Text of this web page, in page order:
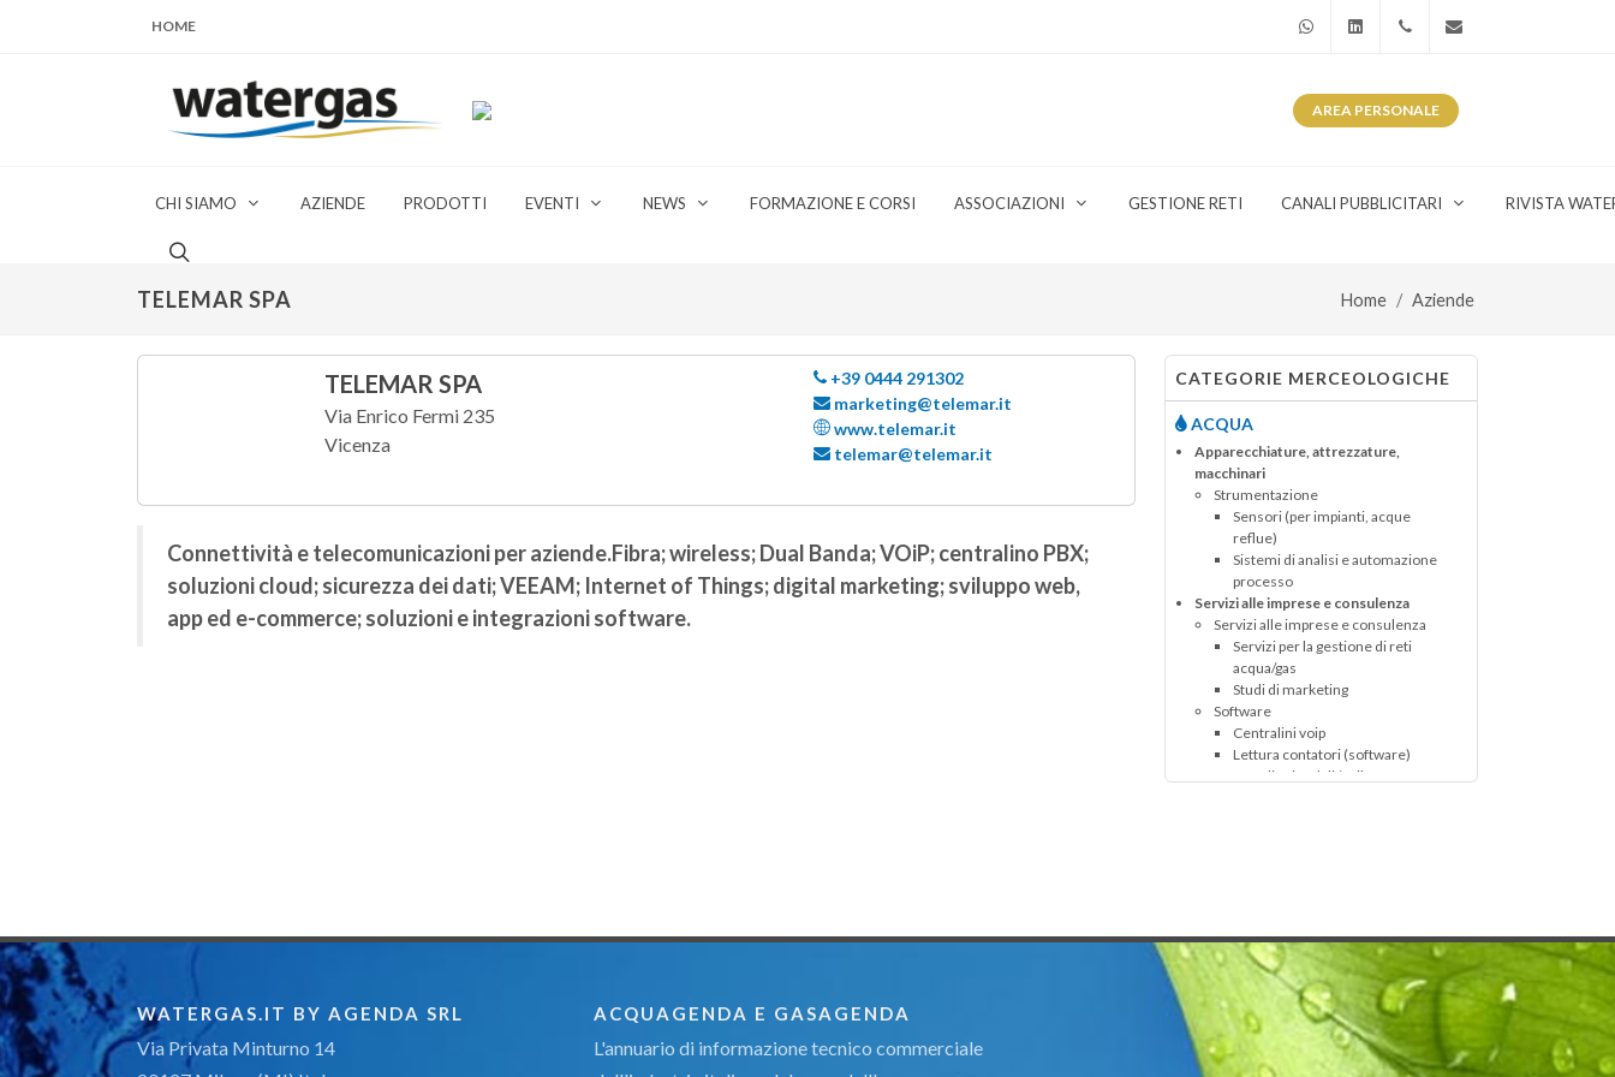
HOME WhatsAppLinkedin+39 345 281 0246
AREA PERSONALE
CHI SIAMO AZIENDE PRODOTTI EVENTI NEWS FORMAZIONE E CORSI ASSOCIAZIONI GESTIONE RETI CANALI PUBBLICITARI RIVISTA
TELEMAR SPA Home Aziende
TELEMAR SPA
Via Enrico Fermi 235
Vicenza
+39 0444 291302
marketing@telemar.it
www.telemar.it
telemar@telemar.it
Connettività e telecomunicazioni per aziende.Fibra; wireless; Dual Banda; VOiP; centralino PBX;
soluzioni cloud; sicurezza dei dati; VEEAM; Internet of Things; digital marketing; sviluppo web,
app ed e-commerce; soluzioni e integrazioni software.
CATEGORIE MERCEOLOGICHE
ACQUA
Apparecchiature, attrezzature,
macchinari
Strumentazione
Sensori (per impianti, acque
reflue)
Sistemi di analisi e automazione
processo
Servizi alle imprese e consulenza
Servizi alle imprese e consulenza
Servizi per la gestione di reti
acqua/gas
Studi di marketing
Software
Centralini voip
Lettura contatori (software)
Portali aziendali (sviluppo e
GAS
Servizi alle imprese e consulenza
Servizi alle imprese e consulenza
Servizi per la gestione di reti
acqua/gas
WATERGAS.IT BY AGENDA SRL
Via Privata Minturno 14
ACQUAGENDA E GASAGENDA
L'annuario di informazione tecnico commerciale